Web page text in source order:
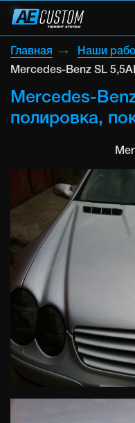
Главная
Наши
Mercedes-Benz SL
Mercedes-
полировка,